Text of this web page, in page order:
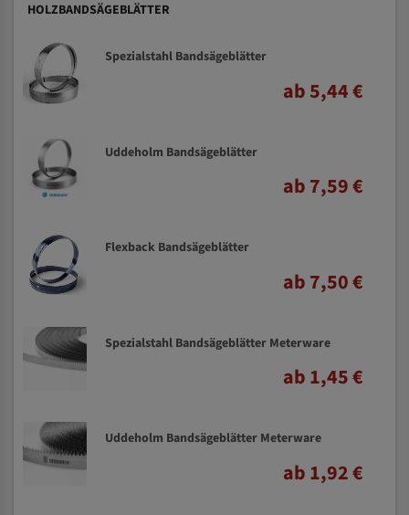
HOLZBANDSÄGEBLÄTTER
Spezialstahl Bandsägeblätter
ab 5,44 €
Uddeholm Bandsägeblätter
ab 7,59 €
Flexback Bandsägeblätter
ab 7,50 €
Spezialstahl Bandsägeblätter Meterware
ab 1,45 €
Uddeholm Bandsägeblätter Meterware
ab 1,92 €